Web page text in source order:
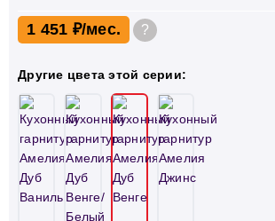
1 451 ₽ ?
Другие цвета этой серии: